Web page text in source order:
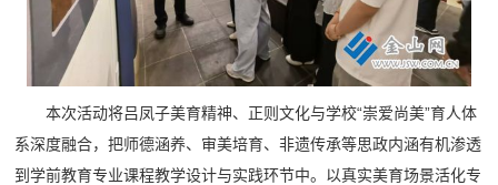
本次活动将吕凤子美育精神、正则文化与学校“崇爱尚美”育人体
系深度融合，把师德涵养、审美培育、非遗传承等思政内涵有机渗透
到学前教育专业课程教学设计与实践环节中。 以真实美育场景活化专